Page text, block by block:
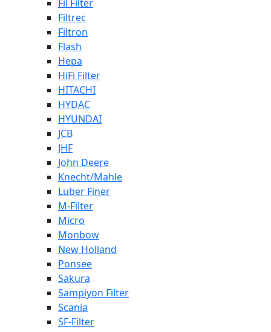
Fil Filter
Filtrec
Filtron
Flash
Hepa
HiFi Filter
HITACHI
HYDAC
HYUNDAI
JCB
JHF
John Deere
Knecht/Mahle
Luber Finer
M-Filter
Micro
Monbow
New Holland
Ponsee
Sakura
Sampiyon Filter
Scania
SF-Filter